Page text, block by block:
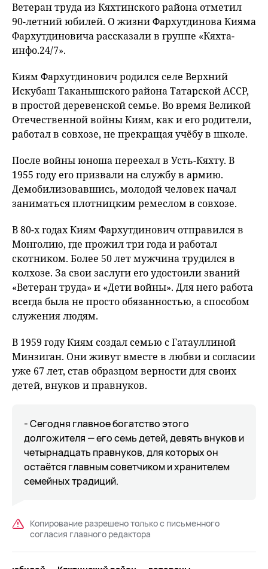
Ветеран труда из Кяхтинского района отметил
90-летний юбилей. О жизни Фархутдинова Кияма
Фархутдиновича рассказали в группе «Кяхта-
инфо.24/7».
Киям Фархутдинович родился селе Верхний
Искубаш Таканышского района Татарской АССР,
в простой деревенской семье. Во время Великой
Отечественной войны Киям, как и его родители,
работал в совхозе, не прекращая учёбу в школе.
После войны юноша переехал в Усть-Кяхту. В
1955 году его призвали на службу в армию.
Демобилизовавшись, молодой человек начал
заниматься плотницким ремеслом в совхозе.
В 80-х годах Киям Фархутдинович отправился в
Монголию, где прожил три года и работал
скотником. Более 50 лет мужчина трудился в
колхозе. За свои заслуги его удостоили званий
«Ветеран труда» и «Дети войны». Для него работа
всегда была не просто обязанностью, а способом
служения людям.
В 1959 году Киям создал семью с Гатауллиной
Минзиган. Они живут вместе в любви и согласии
уже 67 лет, став образцом верности для своих
детей, внуков и правнуков.
- Сегодня главное богатство этого
долгожителя — его семь детей, девять внуков и
четырнадцать правнуков, для которых он
остаётся главным советчиком и хранителем
семейных традиций.
Копирование разрешено только с письменного
согласия главного редактора